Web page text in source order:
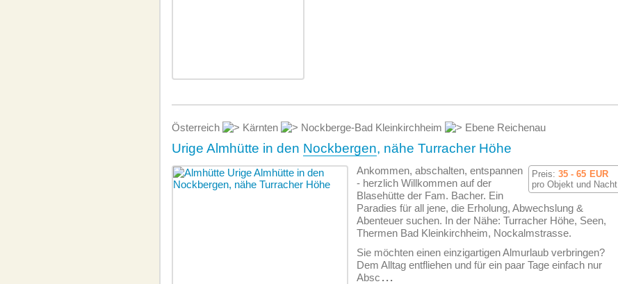
Österreich Kärnten Nockberge-Bad Kleinkirchheim Ebene Reichenau
Urige Almhütte in den Nockbergen, nähe Turracher Höhe
Preis: 35 - 65 EUR
pro Objekt und Nacht
Ankommen, abschalten, entspannen
- herzlich Willkommen auf der
Blasehütte der Fam. Bacher. Ein
Paradies für all jene, die Erholung, Abwechslung &
Abenteuer suchen. In der Nähe: Turracher Höhe, Seen,
Thermen Bad Kleinkirchheim, Nockalmstrasse.
Sie möchten einen einzigartigen Almurlaub verbringen?
Dem Alltag entfliehen und für ein paar Tage einfach nur
Absc ...